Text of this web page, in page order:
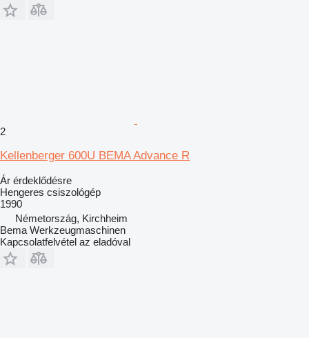
2
Kellenberger 600U BEMA Advance R
Ár érdeklődésre
Hengeres csiszológép
1990
Németország, Kirchheim
Bema Werkzeugmaschinen
Kapcsolatfelvétel az eladóval